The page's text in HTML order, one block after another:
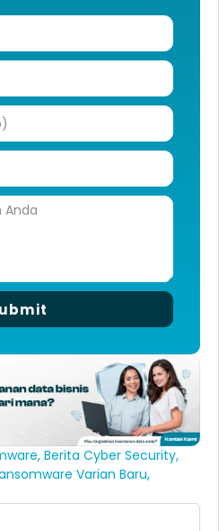
, Berita Cyber Security,
Varian Baru,